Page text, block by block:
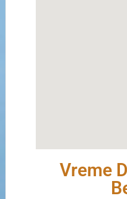
Vreme